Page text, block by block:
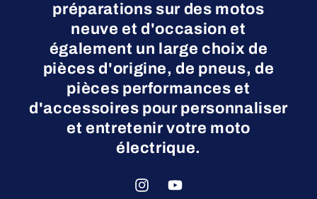
préparations sur des motos
neuve et d'occasion et
également un large choix de
pièces d'origine, de pneus, de
pièces performances et
d'accessoires pour personnaliser
et entretenir votre moto
électrique.
InstagramYouTube